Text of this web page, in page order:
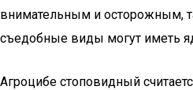
внимательным и осторожным,
съедобные виды могут иметь
Агроцибе стоповидный